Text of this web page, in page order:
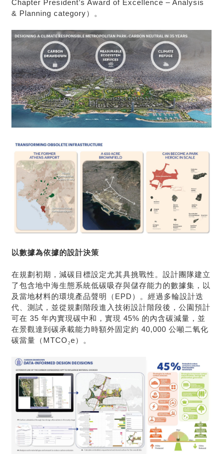
Chapter President’s Award of Excellence – Analysis
& Planning category）。
以數據為依據的設計決策
在規劃初期，減碳目標設定尤其具挑戰性。設計團隊建立
了包含地中海生態系統低碳吸存與儲存能力的數據集，以
及當地材料的環境產品聲明（EPD）。經過多輪設計迭
代、測試，並從規劃階段進入技術設計階段後，公園預計
可在 35 年內實現碳中和，實現 45% 的內含碳減量，並
在景觀達到碳承載能力時額外固定約 40,000 公噸二氧化
碳當量（MTCO₂e）。